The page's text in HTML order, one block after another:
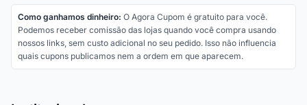
Como ganhamos dinheiro: O Agora Cupom é gratuito para você.
Podemos receber comissão das lojas quando você compra usando
nossos links, sem custo adicional no seu pedido. Isso não influencia
quais cupons publicamos nem a ordem em que aparecem.